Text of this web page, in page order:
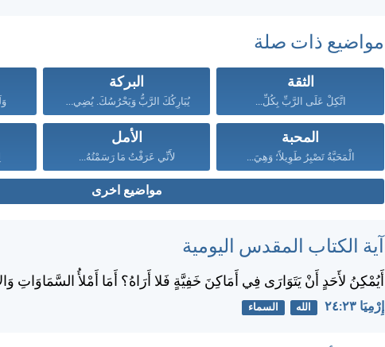
مواضيع ذات صلة
الثقة
اتَّكِلْ عَلَى الرَّبِّ بِكُلِّ...
البركة
يُبَارِكُكَ الرَّبُّ وَيَحْرُسُكَ. يُضِيءُ...
المحبة
الْمَحَبَّةُ تَصْبِرُ طَوِيلاً؛ وَهِيَ...
الأمل
لأَنِّي عَرَفْتُ مَا رَسَمْتُهُ...
مواضيع اخرى
آية الكتاب المقدس اليومية
أَيُمْكِنُ لأَحَدٍ أَنْ يَتَوَارَى فِي أَمَاكِنَ خَفِيَّةٍ فَلا أَرَاهُ؟ أَمَا أَمْلأُ السَّمَاوَاتِ
إِرْمِيَا ٢٣:‏٢٤ الله السماء